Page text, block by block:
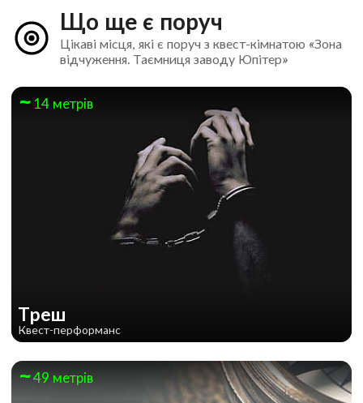
Що ще є поруч
Цікаві місця, які є поруч з квест-кімнатою «Зона
відчуження. Таємниця заводу Юпітер»
14 метрів
Треш
Квест-перформанс
49 метрів